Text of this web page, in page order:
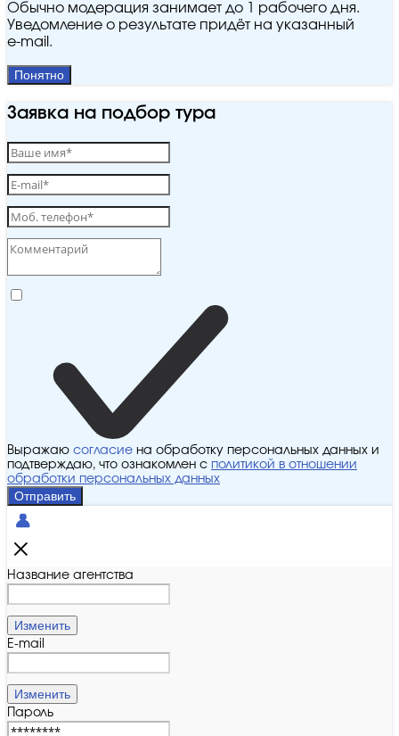
Обычно модерация занимает до 1 рабочего дня.
Уведомление о результате придёт на указанный
e‑mail.
Понятно
Заявка на подбор тура
Выражаю согласие на обработку персональных данных и
подтверждаю, что ознакомлен с политикой в отношении
обработки персональных данных
Отправить
Название агентства
Изменить
E-mail
Изменить
Пароль